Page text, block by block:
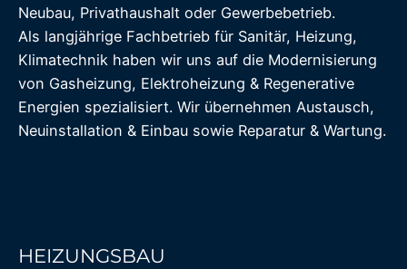
Neubau, Privathaushalt oder Gewerbebetrieb.
Als langjährige Fachbetrieb für Sanitär, Heizung,
Klimatechnik haben wir uns auf die Modernisierung
von Gasheizung, Elektroheizung & Regenerative
Energien spezialisiert. Wir übernehmen Austausch,
Neuinstallation & Einbau sowie Reparatur & Wartung.
HEIZUNGSBAU